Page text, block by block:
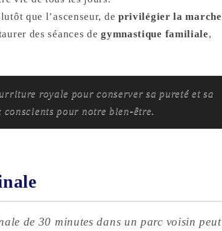
que l’ascenseur, de privilégier la marche
des séances degymnastique familiale,
royale pour conserver sa pureté et sa
pour notre bien-être.
de 30 minutes dans un parc voisin peut